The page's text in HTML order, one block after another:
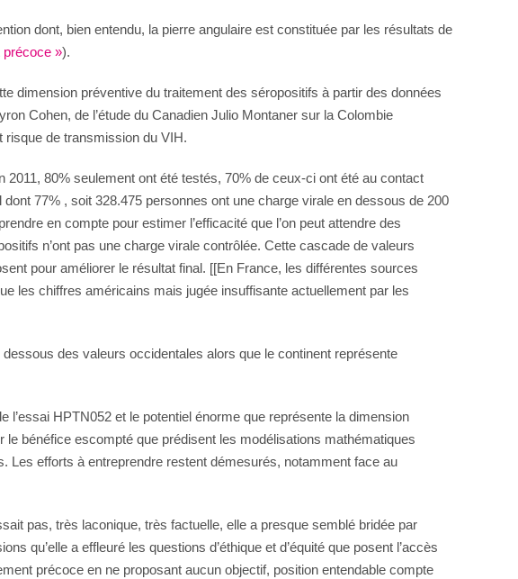
dont, bien entendu, la pierre angulaire est constituée par les résultats de
précoce »).
dimension préventive du traitement des séropositifs à partir des données
Cohen, de l’étude du Canadien Julio Montaner sur la Colombie
risque de transmission du VIH.
80% seulement ont été testés, 70% de ceux-ci ont été au contact
77% , soit 328.475 personnes ont une charge virale en dessous de 200
en compte pour estimer l’efficacité que l’on peut attendre des
n’ont pas une charge virale contrôlée. Cette cascade de valeurs
pour améliorer le résultat final. [[En France, les différentes sources
les chiffres américains mais jugée insuffisante actuellement par les
des valeurs occidentales alors que le continent représente
HPTN052 et le potentiel énorme que représente la dimension
bénéfice escompté que prédisent les modélisations mathématiques
Les efforts à entreprendre restent démesurés, notamment face au
pas, très laconique, très factuelle, elle a presque semblé bridée par
qu’elle a effleuré les questions d’éthique et d’équité que posent l’accès
précoce en ne proposant aucun objectif, position entendable compte